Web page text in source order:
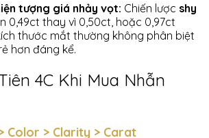
tượng giá nhảy vọt: Chiến lược shy
0,49ct thay vì 0,50ct, hoặc 0,97ct
thước mắt thường không phân biệt
hơn đáng kể.
4C Khi Mua Nhẫn
Color > Clarity > Carat